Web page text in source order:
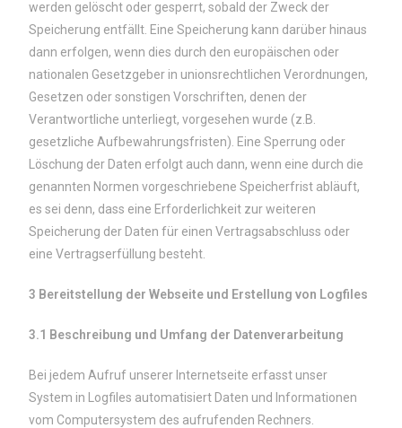
werden gelöscht oder gesperrt, sobald der Zweck der
Speicherung entfällt. Eine Speicherung kann darüber hinaus
dann erfolgen, wenn dies durch den europäischen oder
nationalen Gesetzgeber in unionsrechtlichen Verordnungen,
Gesetzen oder sonstigen Vorschriften, denen der
Verantwortliche unterliegt, vorgesehen wurde (z.B.
gesetzliche Aufbewahrungsfristen). Eine Sperrung oder
Löschung der Daten erfolgt auch dann, wenn eine durch die
genannten Normen vorgeschriebene Speicherfrist abläuft,
es sei denn, dass eine Erforderlichkeit zur weiteren
Speicherung der Daten für einen Vertragsabschluss oder
eine Vertragserfüllung besteht.
3 Bereitstellung der Webseite und Erstellung von Logfiles
3.1 Beschreibung und Umfang der Datenverarbeitung
Bei jedem Aufruf unserer Internetseite erfasst unser
System in Logfiles automatisiert Daten und Informationen
vom Computersystem des aufrufenden Rechners.